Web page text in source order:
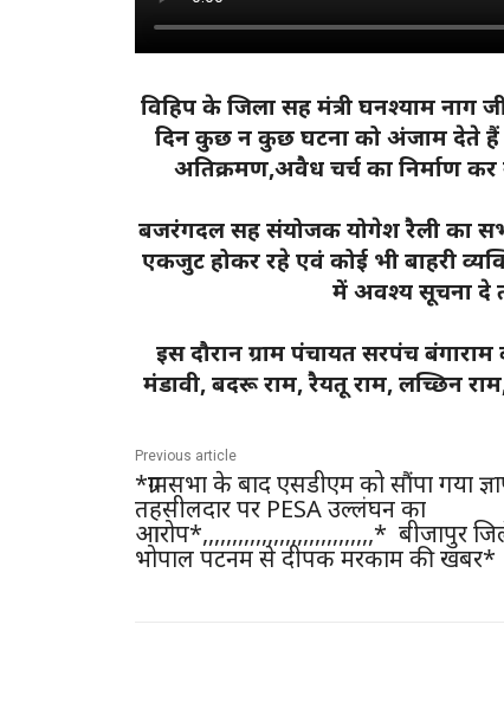
विहिप के जिला सह मंत्री घनश्याम नाग
दिन कुछ न कुछ घटना को अंजाम देते हैं l
अतिक्रमण,अवैध चर्च का निर्माण कर
बजरंगदल सह संयोजक योगेश रैली का
एकजुट होकर रहे एवं कोई भी बाहरी
में अवश्य सूचना दे
इस दौरान ग्राम पंचायत सरपंच
मंडावी, बदरू राम, रैयतू राम, लच्छिन
Previous article
*ग्रामसभा के बाद एसडीएम को सौंपा गया
तहसीलदार पर PESA उल्लंघन का
आरोप*,,,,,,,,,,,,,,,,,,,,,,,,,,,,,* बीजापुर
भोपाल पटनम से दीपक मरकाम की खबर*